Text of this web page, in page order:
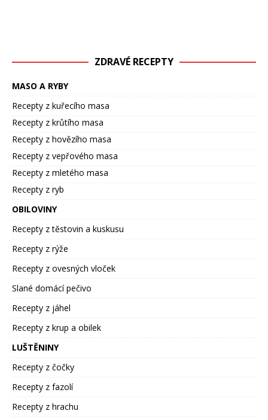
ZDRAVÉ RECEPTY
MASO A RYBY
Recepty z kuřecího masa
Recepty z krůtího masa
Recepty z hovězího masa
Recepty z vepřového masa
Recepty z mletého masa
Recepty z ryb
OBILOVINY
Recepty z těstovin a kuskusu
Recepty z rýže
Recepty z ovesných vloček
Slané domácí pečivo
Recepty z jáhel
Recepty z krup a obilek
LUŠTĚNINY
Recepty z čočky
Recepty z fazolí
Recepty z hrachu